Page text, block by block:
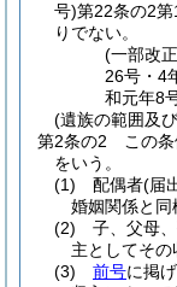
号)第22条の2
りでない。
(一部改
26号・4
和元年8
(遺族の範囲及
第2条の2
この
をいう。
(1)
配偶者(届
婚姻関係と
(2)
子、父母
主としてそ
(3)
前号に掲